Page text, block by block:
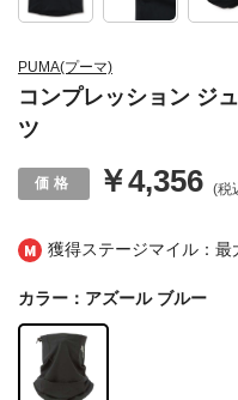
獲得ステージマイル：最
PUMA(プーマ)
コンプレッション ジ
ツ
￥4,356 (税
カラー：アズール ブルー